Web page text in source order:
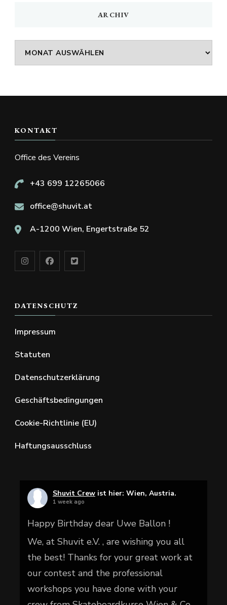
ARCHIV
Archiv
KONTAKT
Office des Vereins
+43 699 12265066
office@shuvit.at
A-1200 Wien, Engertstraße 52
DATENSCHUTZ
Impressum
Statuten
Datenschutzerklärung
Geschäftsbedingungen
Cookie-Richtlinie (EU)
Haftungsausschluss
Shuvit Crew ist hier: Wien, Austria.
1 week ago
Happy Birthday dear Uwe Ballon !
We, at Shuvit e.V. , are wishing you all
the best! Thanks for your great work at
our contest and the professional
workshops you have done with your